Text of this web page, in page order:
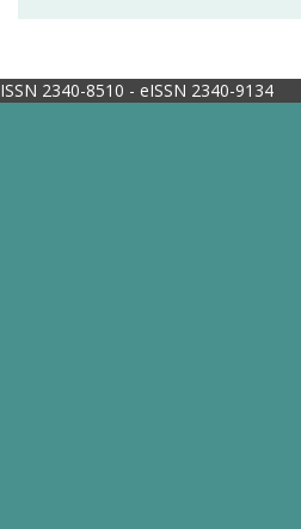
ISSN 2340-8510 - eISSN 2340-9134